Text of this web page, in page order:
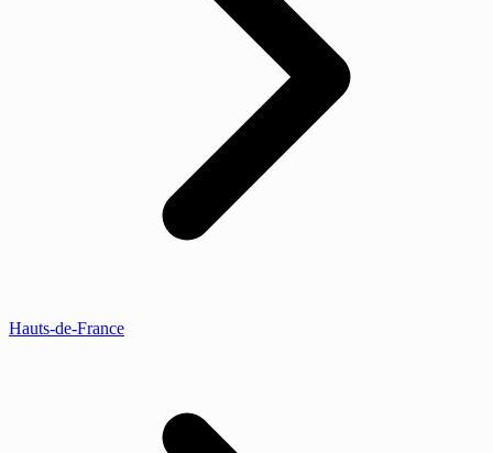
Hauts-de-France